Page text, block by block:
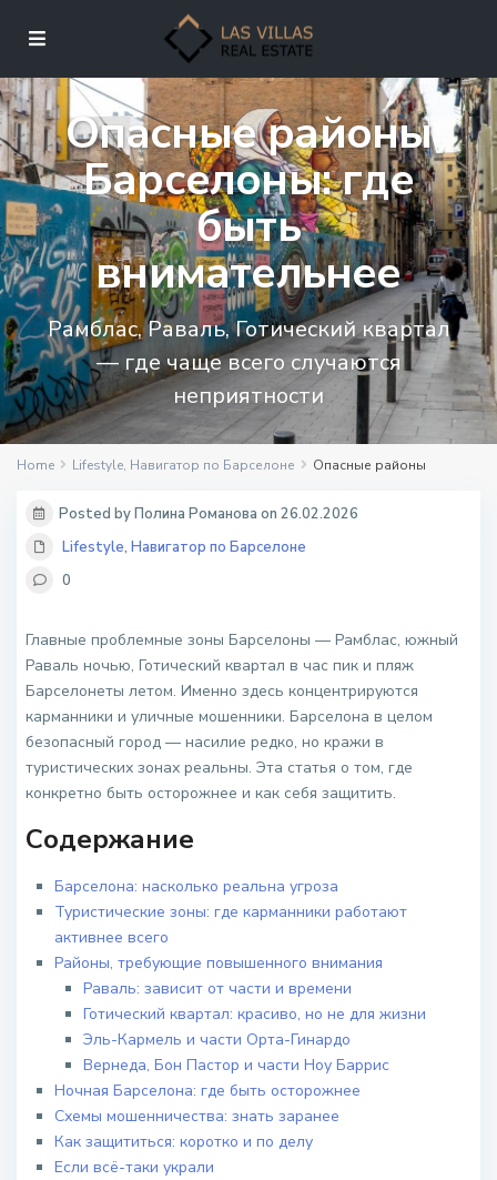
Опасные районы
Барселоны: где
быть
внимательнее
Рамблас, Раваль, Готический квартал
— где чаще всего случаются
неприятности
Home Lifestyle, Навигатор по Барселоне Опасные районы
Posted by Полина Романова on 26.02.2026
Lifestyle,Навигатор по Барселоне
0
Главные проблемные зоны Барселоны — Рамблас, южный
Раваль ночью, Готический квартал в час пик и пляж
Барселонеты летом. Именно здесь концентрируются
карманники и уличные мошенники. Барселона в целом
безопасный город — насилие редко, но кражи в
туристических зонах реальны. Эта статья о том, где
конкретно быть осторожнее и как себя защитить.
Содержание
Барселона: насколько реальна угроза
Туристические зоны: где карманники работают
активнее всего
Районы, требующие повышенного внимания
Раваль: зависит от части и времени
Готический квартал: красиво, но не для жизни
Эль-Кармель и части Орта-Гинардо
Вернеда, Бон Пастор и части Ноу Баррис
Ночная Барселона: где быть осторожнее
Схемы мошенничества: знать заранее
Как защититься: коротко и по делу
Если всё-таки украли